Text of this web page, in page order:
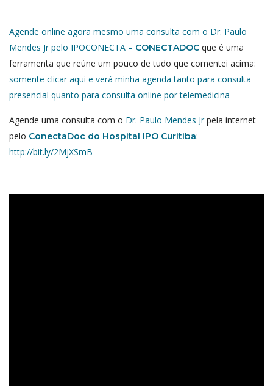
Agende online agora mesmo uma consulta com o Dr. Paulo
Mendes Jr pelo IPOCONECTA – CONECTADOC que é uma
ferramenta que reúne um pouco de tudo que comentei acima:
somente clicar aqui e verá minha agenda tanto para consulta
presencial quanto para consulta online por telemedicina
Agende uma consulta com o Dr. Paulo Mendes Jrpela internet
pelo ConectaDoc do Hospital IPO Curitiba:
http://bit.ly/2MjXSmB